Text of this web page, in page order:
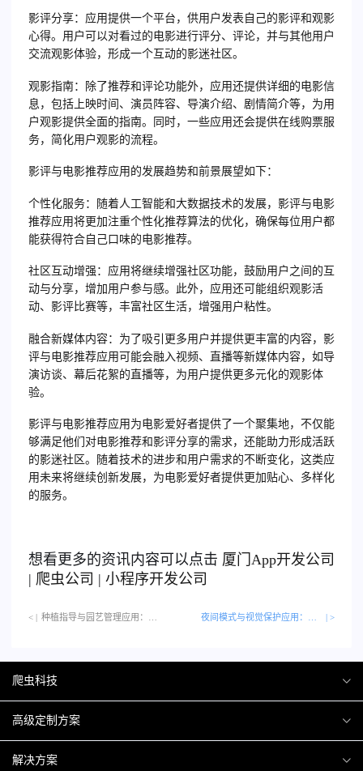
影评分享：应用提供一个平台，供用户发表自己的影评和观影
心得。用户可以对看过的电影进行评分、评论，并与其他用户
交流观影体验，形成一个互动的影迷社区。
观影指南：除了推荐和评论功能外，应用还提供详细的电影信
息，包括上映时间、演员阵容、导演介绍、剧情简介等，为用
户观影提供全面的指南。同时，一些应用还会提供在线购票服
务，简化用户观影的流程。
影评与电影推荐应用的发展趋势和前景展望如下：
个性化服务：随着人工智能和大数据技术的发展，影评与电影
推荐应用将更加注重个性化推荐算法的优化，确保每位用户都
能获得符合自己口味的电影推荐。
社区互动增强：应用将继续增强社区功能，鼓励用户之间的互
动与分享，增加用户参与感。此外，应用还可能组织观影活
动、影评比赛等，丰富社区生活，增强用户粘性。
融合新媒体内容：为了吸引更多用户并提供更丰富的内容，影
评与电影推荐应用可能会融入视频、直播等新媒体内容，如导
演访谈、幕后花絮的直播等，为用户提供更多元化的观影体
验。
影评与电影推荐应用为电影爱好者提供了一个聚集地，不仅能
够满足他们对电影推荐和影评分享的需求，还能助力形成活跃
的影迷社区。随着技术的进步和用户需求的不断变化，这类应
用未来将继续创新发展，为电影爱好者提供更加贴心、多样化
的服务。
想看更多的资讯内容可以点击 厦门 App开发公司
| 爬虫公司 | 小程序开发公司
< | | >
爬虫科技
爬虫案例
关于爬虫
高级定制方案
H5互动营销
解决方案